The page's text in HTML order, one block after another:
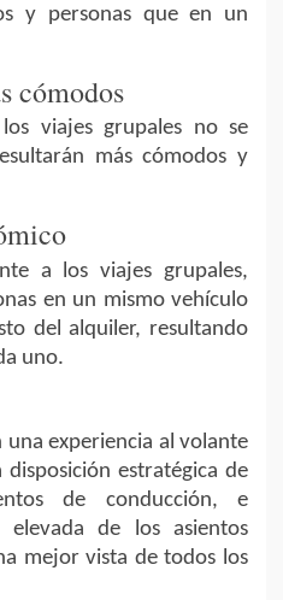
y personas que en un
cómodos
viajes grupales no se
más cómodos y
a los viajes grupales,
en un mismo vehículo
del alquiler, resultando
uno.
experiencia al volante
estratégica de
de conducción, e
elevada de los asientos
mejor vista de todos los